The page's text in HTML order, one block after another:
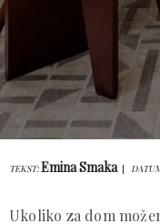
TEKST:Emina Smaka
Ukoliko za dom